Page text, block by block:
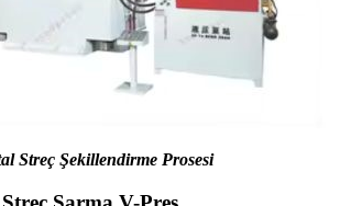
Streç Şekillendirme Prosesi